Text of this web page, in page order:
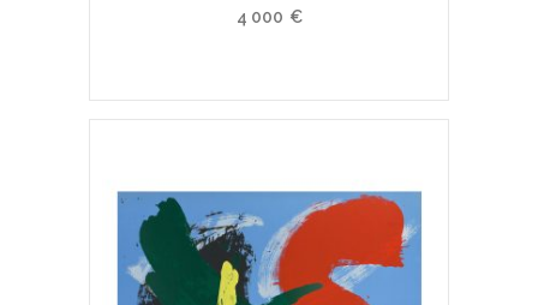
4 000 €